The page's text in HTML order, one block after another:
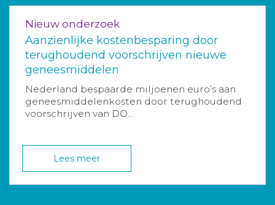
Nieuw onderzoek
Aanzienlijke kostenbesparing door
terughoudend voorschrijven nieuwe
geneesmiddelen
Nederland bespaarde miljoenen euro’s aan
geneesmiddelenkosten door terughoudend
voorschrijven van DO...
Lees meer